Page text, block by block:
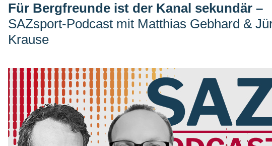
Für Bergfreunde ist der Kanal sekundär –
SAZsport-Podcast mit Matthias Gebhard &
Krause